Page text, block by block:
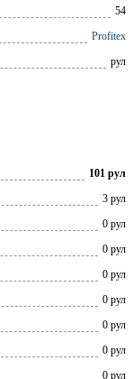
54
Profitex
рул
101 рул
3 рул
0 рул
0 рул
0 рул
0 рул
0 рул
0 рул
0 рул